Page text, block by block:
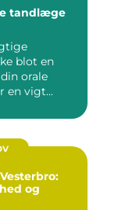
tandlæge
blot en
orale
en vigt...
og